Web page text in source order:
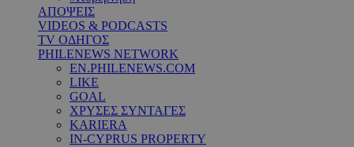
ΑΠΟΨΕΙΣ
VIDEOS & PODCASTS
TV ΟΔΗΓΟΣ
PHILENEWS NETWORK
EN.PHILENEWS.COM
LIKE
GOAL
ΧΡΥΣΕΣ ΣΥΝΤΑΓΕΣ
KARIERA
IN-CYPRUS PROPERTY